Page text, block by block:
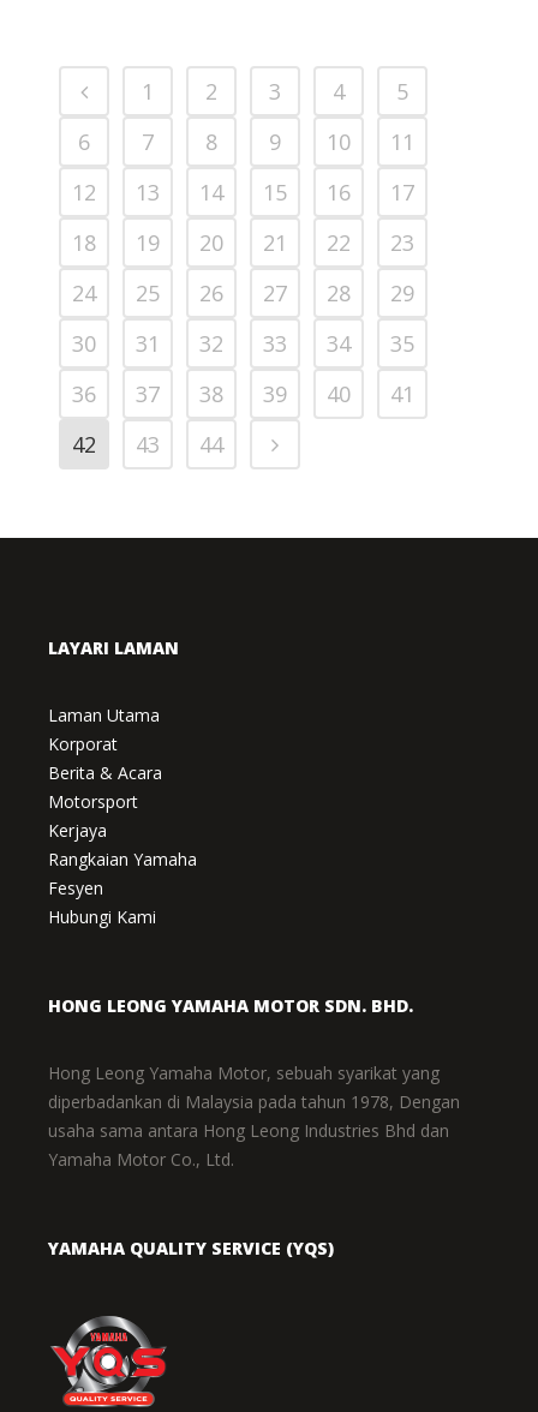
1 2 3 4
5
6
7 8 9 10
11
12
13 14 15 16
17
18
19 20 21 22
23
24
25 26 27 28
29
30
31 32 33 34
35
36
37 38 39 40
41
42
43 44
LAYARI LAMAN
Laman Utama
Korporat
Berita & Acara
Motorsport
Kerjaya
Rangkaian Yamaha
Fesyen
Hubungi Kami
HONG LEONG YAMAHA MOTOR SDN. BHD.
Hong Leong Yamaha Motor, sebuah syarikat yang
diperbadankan di Malaysia pada tahun 1978, Dengan
usaha sama antara Hong Leong Industries Bhd dan
Yamaha Motor Co., Ltd.
YAMAHA QUALITY SERVICE (YQS)